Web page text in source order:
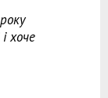
хоче